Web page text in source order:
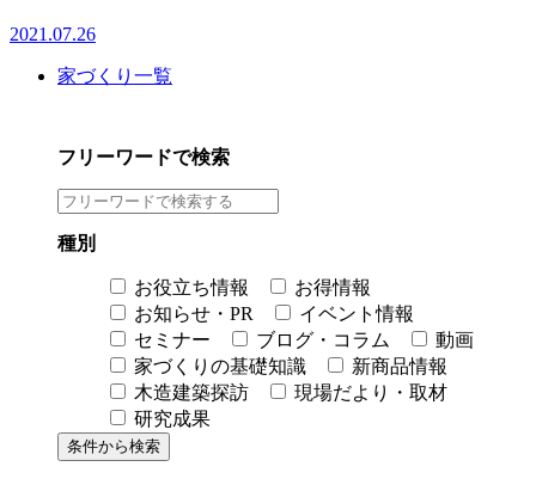
2021.07.26
家づくり一覧
フリーワードで検索
種別
お役立ち情報
お得情報
お知らせ・PR
イベント情報
セミナー
ブログ・コラム
動画
家づくりの基礎知識
新商品情報
木造建築探訪
現場だより・取材
研究成果